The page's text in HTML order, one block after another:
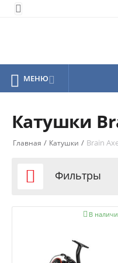

 МЕНЮ
Катушки
Главная / Катушки / Brain
 Фильтры
В
